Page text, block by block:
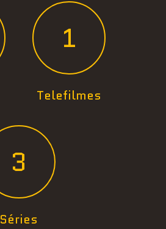
1
Telefilmes
3
Séries